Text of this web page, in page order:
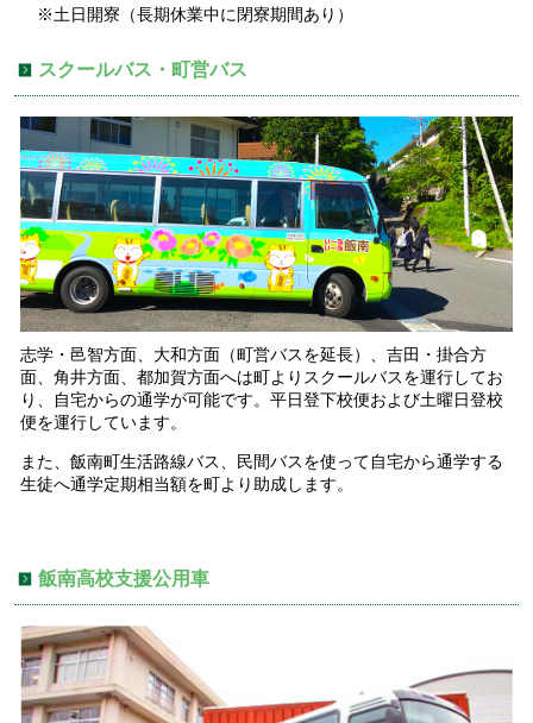
※土日開寮（長期休業中に閉寮期間あり）
スクールバス・町営バス
志学・邑智方面、大和方面（町営バスを延長）、吉田・掛合方
面、角井方面、都加賀方面へは町よりスクールバスを運行してお
り、自宅からの通学が可能です。平日登下校便および土曜日登校
便を運行しています。
また、飯南町生活路線バス、民間バスを使って自宅から通学する
生徒へ通学定期相当額を町より助成します。
飯南高校支援公用車